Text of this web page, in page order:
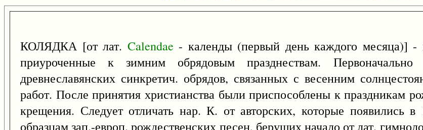
КОЛЯДКА [от лат. Calendae - календы (первый день каждого месяца)] -
приуроченные к зимним обрядовым празднествам.
древнеславянских синкретич. обрядов, связанных с весенним
работ. После принятия христианства были приспособлены к праздникам
крещения. Следует отличать нар. К. от авторских, которые появились
образцам зап.-европ. рождественских песен, берущих начало от лат.